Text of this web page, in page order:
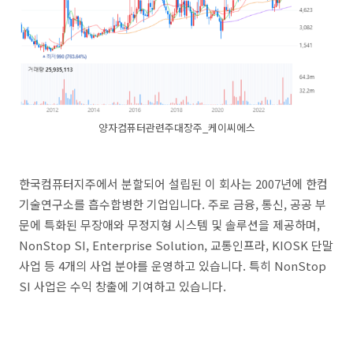
양자컴퓨터관련주대장주_케이씨에스
한국컴퓨터지주에서 분할되어 설립된 이 회사는 2007년에 한컴
기술연구소를 흡수합병한 기업입니다. 주로 금융, 통신, 공공 부
문에 특화된 무장애와 무정지형 시스템 및 솔루션을 제공하며,
NonStop SI, Enterprise Solution, 교통인프라, KIOSK 단말
사업 등 4개의 사업 분야를 운영하고 있습니다. 특히 NonStop
SI 사업은 수익 창출에 기여하고 있습니다.